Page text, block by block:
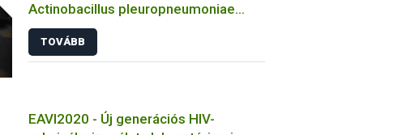
Actinobacillus pleuropneumoniae
törzsek jellemzése
TOVÁBB
EAVI2020 - Új generációs HIV-